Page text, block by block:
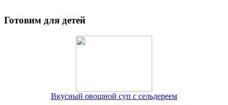
Готовим для детей
Вкусный овощной суп с сельдереем